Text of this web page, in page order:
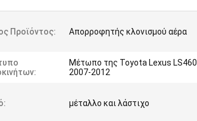
Προϊόντος: Απορροφητής κλονισμού αέρα
Μέτωπο της Toyota Lexus LS460
2007-2012
μέταλλο και λάστιχο